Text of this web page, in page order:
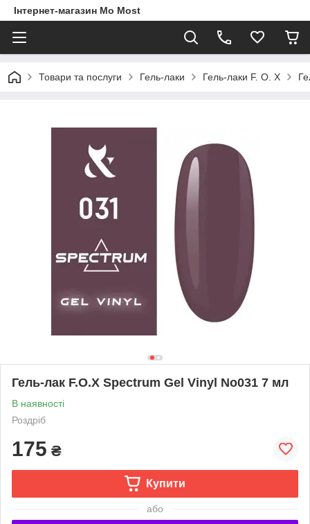
Інтернет-магазин Mo Most
Товари та послуги Гель-лаки Гель-лаки F. O. X
Гель-лак F.O.X Spectrum Gel Vinyl No031 7 мл
В наявності
Роздріб
175 ₴
Купити
або